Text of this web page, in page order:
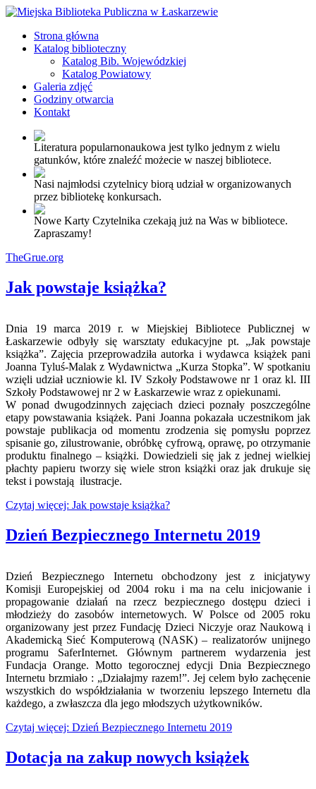
Strona główna
Katalog biblioteczny
Katalog Bib. Wojewódzkiej
Katalog Powiatowy
Galeria zdjęć
Godziny otwarcia
Kontakt
Literatura popularnonaukowa jest tylko jednym z wielu
gatunków, które znaleźć możecie w naszej bibliotece.
Nasi najmłodsi czytelnicy biorą udział w organizowanych
przez bibliotekę konkursach.
Nowe Karty Czytelnika czekają już na Was w bibliotece.
Zapraszamy!
TheGrue.org
Jak powstaje książka?
Dnia 19 marca 2019 r. w Miejskiej Bibliotece Publicznej w
Łaskarzewie odbyły się warsztaty edukacyjne pt. „Jak powstaje
książka”. Zajęcia przeprowadziła autorka i wydawca książek pani
Joanna Tyluś-Malak z Wydawnictwa „Kurza Stopka”. W spotkaniu
wzięli udział uczniowie kl. IV Szkoły Podstawowe nr 1 oraz kl. III
Szkoły Podstawowej nr 2 w Łaskarzewie wraz z opiekunami.
W ponad dwugodzinnych zajęciach dzieci poznały poszczególne
etapy powstawania książek. Pani Joanna pokazała uczestnikom jak
powstaje publikacja od momentu zrodzenia się pomysłu poprzez
spisanie go, zilustrowanie, obróbkę cyfrową, oprawę, po otrzymanie
produktu finalnego – książki. Dowiedzieli się jak z jednej wielkiej
płachty papieru tworzy się wiele stron książki oraz jak drukuje się
tekst i powstają ilustracje.
Czytaj więcej: Jak powstaje książka?
Dzień Bezpiecznego Internetu 2019
Dzień Bezpiecznego Internetu obchodzony jest z inicjatywy
Komisji Europejskiej od 2004 roku i ma na celu inicjowanie i
propagowanie działań na rzecz bezpiecznego dostępu dzieci i
młodzieży do zasobów internetowych. W Polsce od 2005 roku
organizowany jest przez Fundację Dzieci Niczyje oraz Naukową i
Akademicką Sieć Komputerową (NASK) – realizatorów unijnego
programu SaferInternet. Głównym partnerem wydarzenia jest
Fundacja Orange. Motto tegorocznej edycji Dnia Bezpiecznego
Internetu brzmiało : „Działajmy razem!”. Jej celem było zachęcenie
wszystkich do współdziałania w tworzeniu lepszego Internetu dla
każdego, a zwłaszcza dla jego młodszych użytkowników.
Czytaj więcej: Dzień Bezpiecznego Internetu 2019
Dotacja na zakup nowych książek